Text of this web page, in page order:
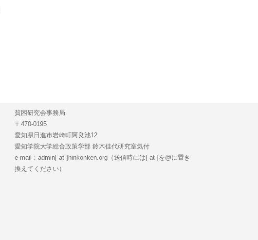
貧困研究会事務局
〒470-0195
愛知県日進市岩崎町阿良池12
愛知学院大学総合政策学部 鈴木佳代研究室気付
e-mail：admin[ at ]hinkonken.org（送信時には[ at ]を@に置き
換えてください）